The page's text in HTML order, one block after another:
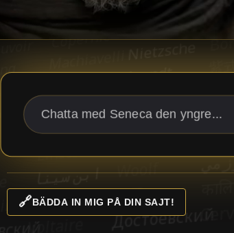
🔗BÄDDA IN MIG PÅ DIN SAJT!